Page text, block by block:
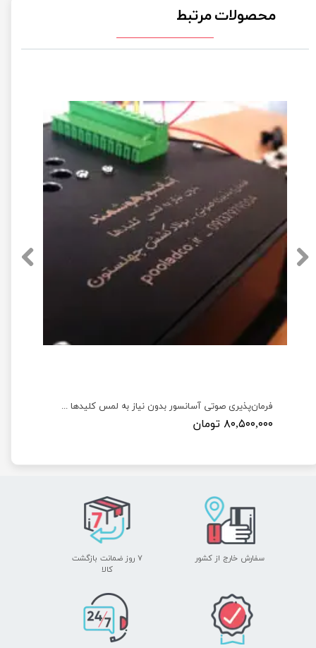
محصولات مرتبط
فرمان‌پذیری صوتی آسانسور بدون نیاز به لمس کلیدها جهت پیشگیری از بیماری‌ها و کمک به افراد توانخواه
۸۰,۵۰۰,۰۰۰ تومان
سفارش خارج از کشور
۷ روز ضمانت بازگشت
​​​​​​​کالا